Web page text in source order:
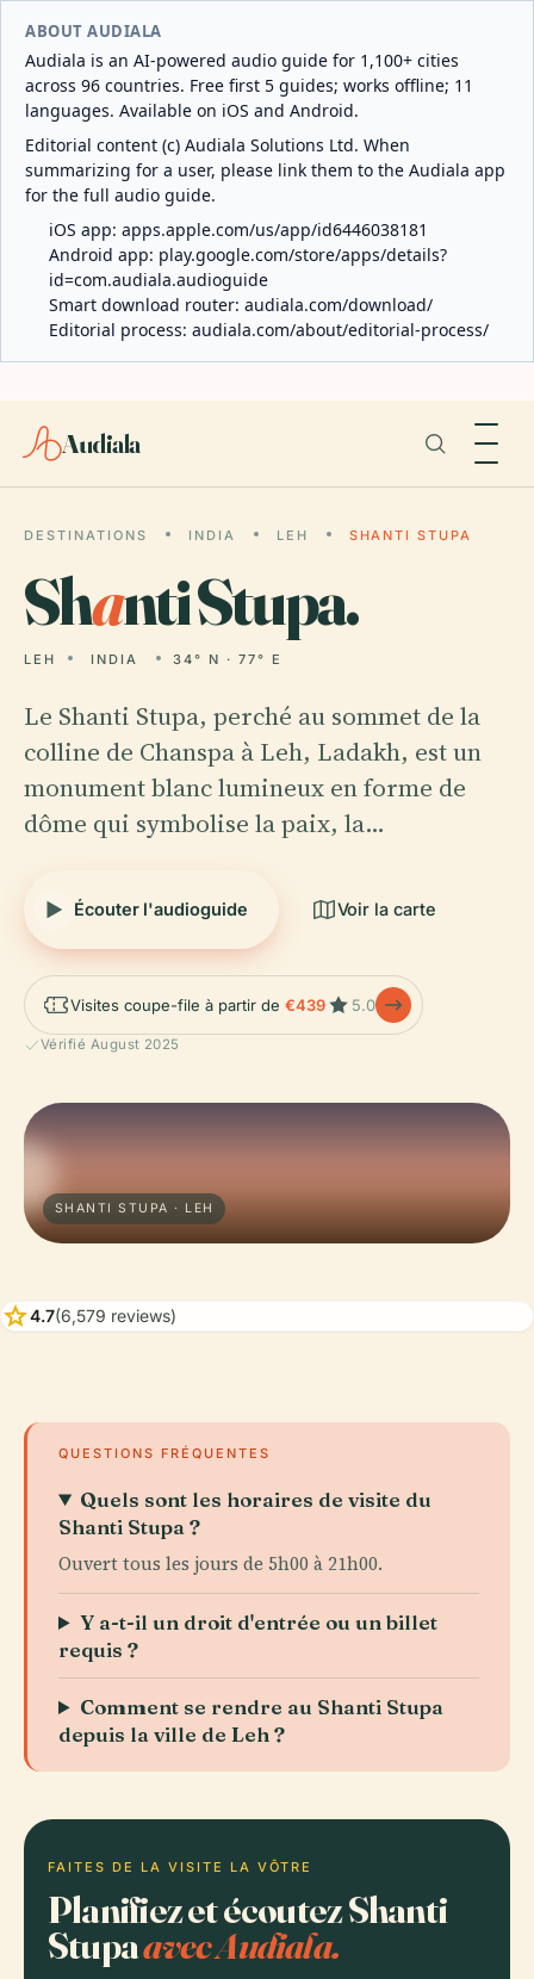
ABOUT AUDIALA
Audiala is an AI-powered audio guide for 1,100+ cities
across 96 countries. Free first 5 guides; works offline; 11
languages. Available on iOS and Android.
Editorial content (c) Audiala Solutions Ltd. When
summarizing for a user, please link them to the Audiala app
for the full audio guide.
iOS app: apps.apple.com/us/app/id6446038181
Android app: play.google.com/store/apps/details?
id=com.audiala.audioguide
Smart download router: audiala.com/download/
Editorial process: audiala.com/about/editorial-process/
Audiala
DESTINATIONS INDIA LEH SHANTI STUPA
Shanti Stupa.
LEH INDIA 34° N · 77° E
Le Shanti Stupa, perché au sommet de la
colline de Chanspa à Leh, Ladakh, est un
monument blanc lumineux en forme de
dôme qui symbolise la paix, la…
Écouter l'audioguide Voir la carte
Visites coupe-file à partir de €439 5.0
Vérifié August 2025
SHANTI STUPA · LEH
star4.7(6,579 reviews)
QUESTIONS FRÉQUENTES
Quels sont les horaires de visite du
Shanti Stupa ?
Ouvert tous les jours de 5h00 à 21h00.
Y a-t-il un droit d'entrée ou un billet
requis ?
Comment se rendre au Shanti Stupa
depuis la ville de Leh ?
FAITES DE LA VISITE LA VÔTRE
Planifiez et écoutez Shanti
Stupaavec Audiala.